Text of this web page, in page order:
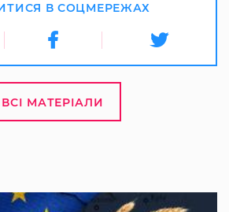
В СОЦМЕРЕЖАХ
ВСІ МАТЕРІАЛИ